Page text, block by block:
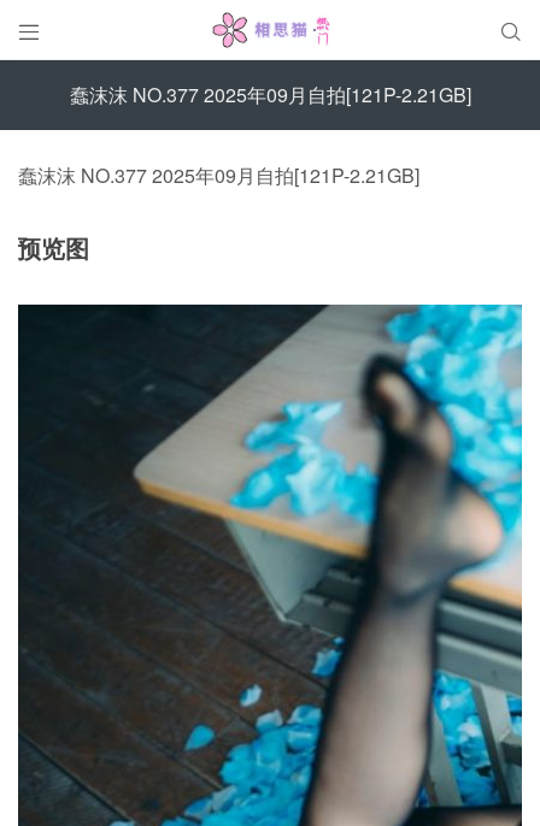
 
蠢沫沫 NO.377 2025年09月自拍[121P-2.21GB]
蠢沫沫 NO.377 2025年09月自拍[121P-2.21GB]
预览图